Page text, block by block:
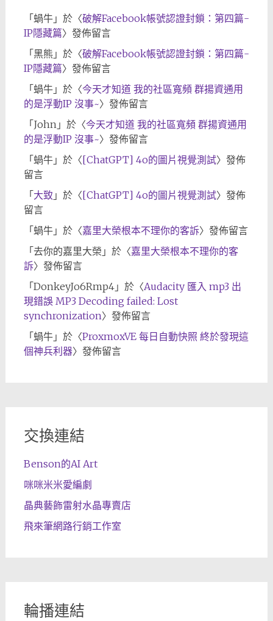
「 蝸牛」於〈破解Facebook帳號認證封鎖：第四篇-
IP隱藏篇〉發佈留言
「 黑熊 」於〈破解Facebook帳號認證封鎖：第四篇-
IP隱藏篇〉發佈留言
「 蝸牛」於〈今天才知道 我的社區寬頻 群揚資通用
的是浮動IP 沒事~〉發佈留言
「 John」於〈今天才知道 我的社區寬頻 群揚資通用
的是浮動IP 沒事~〉發佈留言
「 蝸牛」於〈[ChatGPT] 4o的圖片視覺測試〉發佈
留言
「 大致 」於〈[ChatGPT] 4o的圖片視覺測試〉發佈
留言
「 蝸牛」於〈嘉里大榮根本不理你的客訴〉發佈留言
「 去你的嘉里大榮 」於〈嘉里大榮根本不理你的客
訴〉發佈留言
「 DonkeyJo6Rmp4」於〈Audacity 匯入 mp3 出
現錯誤 MP3 Decoding failed: Lost
synchronization〉發佈留言
「 蝸牛」於〈ProxmoxVE 每日自動快照 終於發現這
個神兵利器〉發佈留言
交換連結
Benson的AI Art
咪咪米米愛編劇
晶典藝飾雷射水晶專賣店
飛來筆網路行銷工作室
輪播連結